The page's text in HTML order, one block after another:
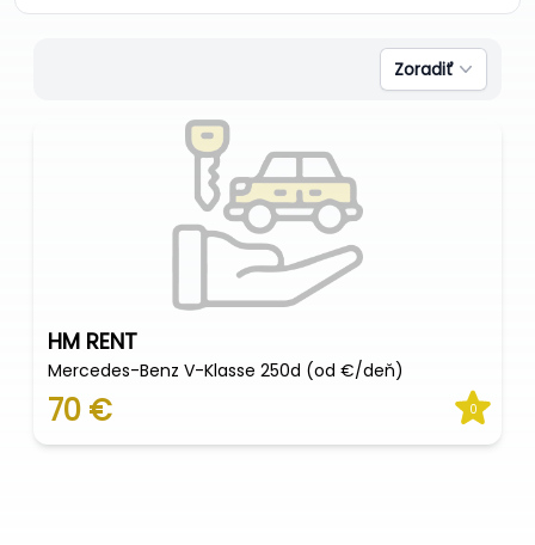
Zoradiť
HM RENT
Mercedes-Benz V-Klasse 250d (od €/deň)
70 € 0